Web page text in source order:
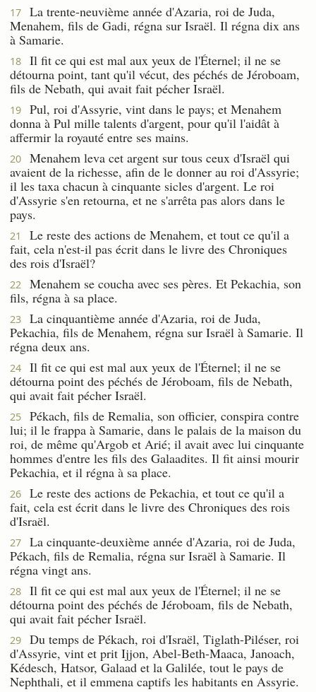
17
La trente-neuvième année d'Azaria, roi de Juda,
Menahem, fils de Gadi, régna sur Israël. Il régna dix ans
à Samarie.
18
Il fit ce qui est mal aux yeux de l'Éternel; il ne se
détourna point, tant qu'il vécut, des péchés de Jéroboam,
fils de Nebath, qui avait fait pécher Israël.
19
Pul, roi d'Assyrie, vint dans le pays; et Menahem
donna à Pul mille talents d'argent, pour qu'il l'aidât à
affermir la royauté entre ses mains.
20
Menahem leva cet argent sur tous ceux d'Israël qui
avaient de la richesse, afin de le donner au roi d'Assyrie;
il les taxa chacun à cinquante sicles d'argent. Le roi
d'Assyrie s'en retourna, et ne s'arrêta pas alors dans le
pays.
21
Le reste des actions de Menahem, et tout ce qu'il a
fait, cela n'est-il pas écrit dans le livre des Chroniques
des rois d'Israël?
22
Menahem se coucha avec ses pères. Et Pekachia, son
fils, régna à sa place.
23
La cinquantième année d'Azaria, roi de Juda,
Pekachia, fils de Menahem, régna sur Israël à Samarie. Il
régna deux ans.
24
Il fit ce qui est mal aux yeux de l'Éternel; il ne se
détourna point des péchés de Jéroboam, fils de Nebath,
qui avait fait pécher Israël.
25
Pékach, fils de Remalia, son officier, conspira contre
lui; il le frappa à Samarie, dans le palais de la maison du
roi, de même qu'Argob et Arié; il avait avec lui cinquante
hommes d'entre les fils des Galaadites. Il fit ainsi mourir
Pekachia, et il régna à sa place.
26
Le reste des actions de Pekachia, et tout ce qu'il a
fait, cela est écrit dans le livre des Chroniques des rois
d'Israël.
27
La cinquante-deuxième année d'Azaria, roi de Juda,
Pékach, fils de Remalia, régna sur Israël à Samarie. Il
régna vingt ans.
28
Il fit ce qui est mal aux yeux de l'Éternel; il ne se
détourna point des péchés de Jéroboam, fils de Nebath,
qui avait fait pécher Israël.
29
Du temps de Pékach, roi d'Israël, Tiglath-Piléser, roi
d'Assyrie, vint et prit Ijjon, Abel-Beth-Maaca, Janoach,
Kédesch, Hatsor, Galaad et la Galilée, tout le pays de
Nephthali, et il emmena captifs les habitants en Assyrie.